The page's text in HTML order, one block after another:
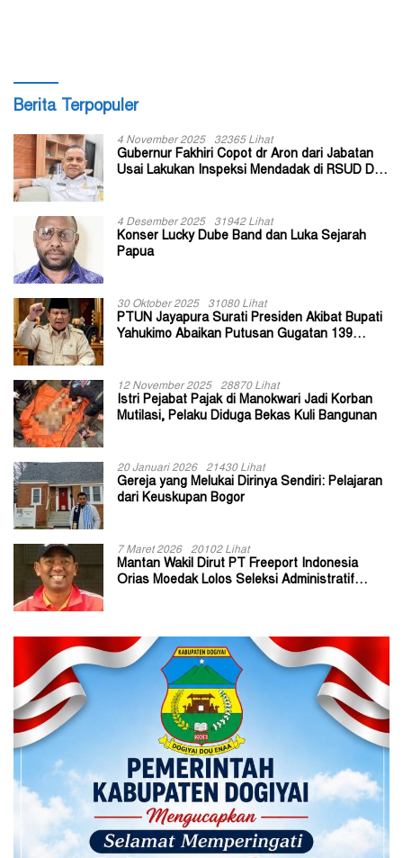
Berita Terpopuler
4 November 2025 32365 Lihat
Gubernur Fakhiri Copot dr Aron dari Jabatan
Usai Lakukan Inspeksi Mendadak di RSUD Dok
4 Desember 2025 31942 Lihat
Konser Lucky Dube Band dan Luka Sejarah
Papua
30 Oktober 2025 31080 Lihat
PTUN Jayapura Surati Presiden Akibat Bupati
Yahukimo Abaikan Putusan Gugatan 139
12 November 2025 28870 Lihat
Istri Pejabat Pajak di Manokwari Jadi Korban
Mutilasi, Pelaku Diduga Bekas Kuli Bangunan
20 Januari 2026 21430 Lihat
Gereja yang Melukai Dirinya Sendiri: Pelajaran
dari Keuskupan Bogor
7 Maret 2026 20102 Lihat
Mantan Wakil Dirut PT Freeport Indonesia
Orias Moedak Lolos Seleksi Administratif